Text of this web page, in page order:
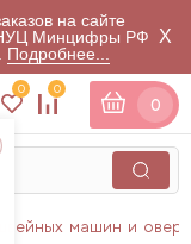
на сайте
НУЦ Минцифры РФ
Подробнее...
X
0 0
0
машин и